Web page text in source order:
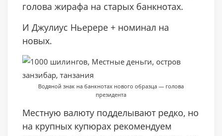
голова жирафа на старых банкнотах.
И Джулиус Ньерере + номинал на
новых.
Водяной знак на банкнотах нового образца — голова
президента
Местную валюту подделывают редко, но
на крупных купюрах рекомендуем